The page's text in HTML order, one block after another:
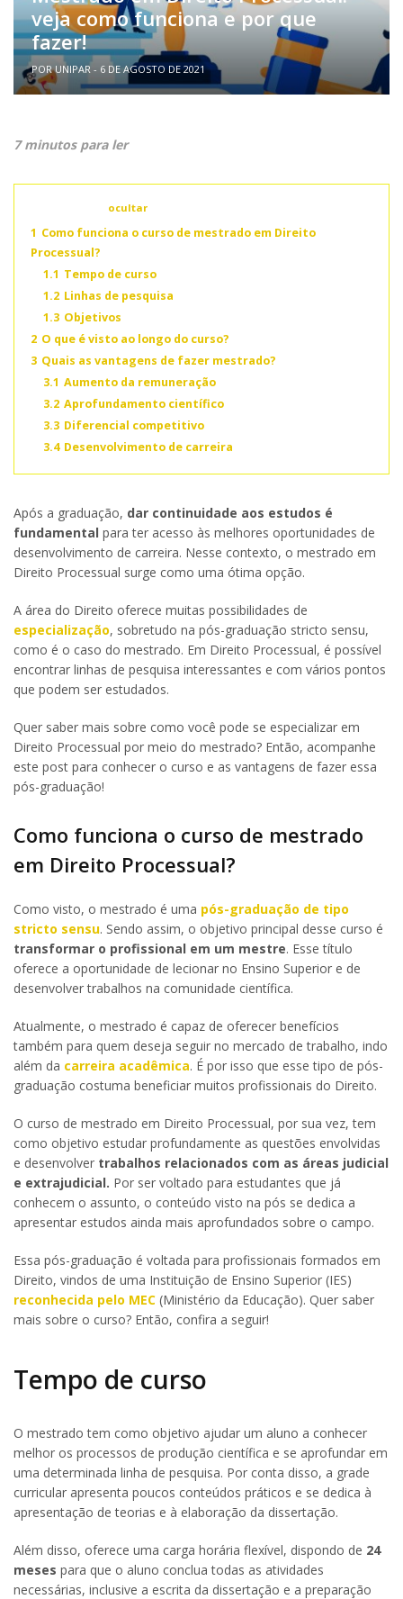
veja como funciona e por que
fazer!
POR UNIPAR - 6 DE AGOSTO DE 2021
7 minutos para ler
ocultar
1 Como funciona o curso de mestrado em Direito
Processual?
1.1 Tempo de curso
1.2 Linhas de pesquisa
1.3 Objetivos
2 O que é visto ao longo do curso?
3 Quais as vantagens de fazer mestrado?
3.1 Aumento da remuneração
3.2 Aprofundamento científico
3.3 Diferencial competitivo
3.4 Desenvolvimento de carreira
Após a graduação, dar continuidade aos estudos é
fundamental para ter acesso às melhores oportunidades de
desenvolvimento de carreira. Nesse contexto, o mestrado em
Direito Processual surge como uma ótima opção.
A área do Direito oferece muitas possibilidades de
especialização, sobretudo na pós-graduação stricto sensu,
como é o caso do mestrado. Em Direito Processual, é possível
encontrar linhas de pesquisa interessantes e com vários pontos
que podem ser estudados.
Quer saber mais sobre como você pode se especializar em
Direito Processual por meio do mestrado? Então, acompanhe
este post para conhecer o curso e as vantagens de fazer essa
pós-graduação!
Como funciona o curso de mestrado
em Direito Processual?
Como visto, o mestrado é uma pós-graduação de tipo
stricto sensu. Sendo assim, o objetivo principal desse curso é
transformar o profissional em um mestre. Esse título
oferece a oportunidade de lecionar no Ensino Superior e de
desenvolver trabalhos na comunidade científica.
Atualmente, o mestrado é capaz de oferecer benefícios
também para quem deseja seguir no mercado de trabalho, indo
além da carreira acadêmica. É por isso que esse tipo de pós-
graduação costuma beneficiar muitos profissionais do Direito.
O curso de mestrado em Direito Processual, por sua vez, tem
como objetivo estudar profundamente as questões envolvidas
e desenvolver trabalhos relacionados com as áreas judicial
e extrajudicial. Por ser voltado para estudantes que já
conhecem o assunto, o conteúdo visto na pós se dedica a
apresentar estudos ainda mais aprofundados sobre o campo.
Essa pós-graduação é voltada para profissionais formados em
Direito, vindos de uma Instituição de Ensino Superior (IES)
reconhecida pelo MEC (Ministério da Educação). Quer saber
mais sobre o curso? Então, confira a seguir!
Tempo de curso
O mestrado tem como objetivo ajudar um aluno a conhecer
melhor os processos de produção científica e se aprofundar em
uma determinada linha de pesquisa. Por conta disso, a grade
curricular apresenta poucos conteúdos práticos e se dedica à
apresentação de teorias e à elaboração da dissertação.
Além disso, oferece uma carga horária flexível, dispondo de 24
meses para que o aluno conclua todas as atividades
necessárias, inclusive a escrita da dissertação e a preparação